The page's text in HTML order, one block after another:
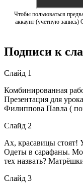
Чтобы пользоваться
аккаунт (учетную запись)
Подписи к
Слайд 1
Комбинированная
Презентация для
Филиппова Павла (
Слайд 2
Ах, красавицы стоят!
Одеты в сарафаны.
тех назвать?
Слайд 3